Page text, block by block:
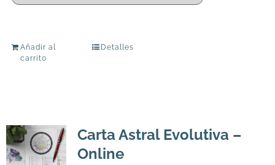
Añadir al
carrito
Detalles
Carta Astral Evolutiva –
Online